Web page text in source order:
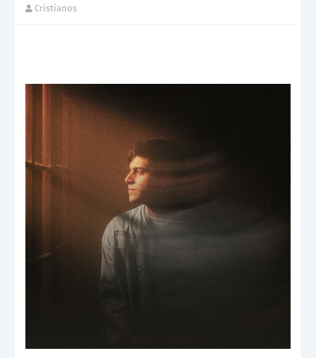
Cristianos